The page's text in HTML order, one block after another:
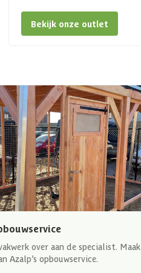
Bekijk onze outlet
over aan de specialist. Maak
Azalp’s opbouwservice.